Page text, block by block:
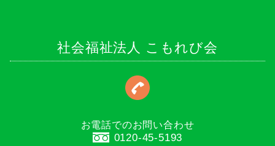
社会福祉法人 こもれび会
お電話でのお問い合わせ
0120-45-5193